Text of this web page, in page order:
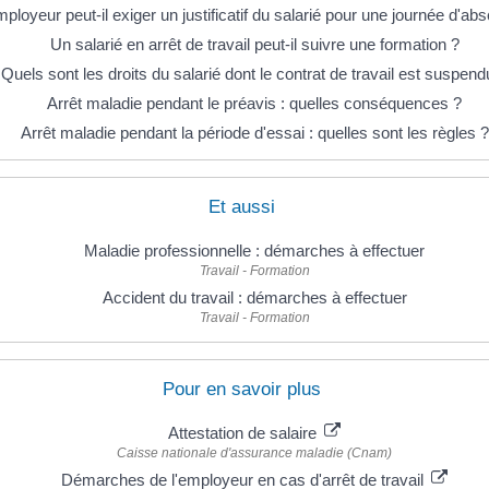
peut-il exiger un justificatif du salarié pour une journée
Un salarié en arrêt de travail peut-il suivre une formation ?
Quels sont les droits du salarié dont le contrat de travail est
Arrêt maladie pendant le préavis : quelles conséquences ?
Arrêt maladie pendant la période d'essai : quelles sont les règles ?
Et aussi
Maladie professionnelle : démarches à effectuer
Travail - Formation
Accident du travail : démarches à effectuer
Travail - Formation
Pour en savoir plus
Attestation de salaire
Caisse nationale d'assurance maladie (Cnam)
Démarches de l'employeur en cas d'arrêt de travail